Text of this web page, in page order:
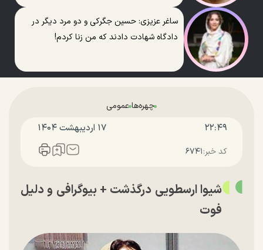
ساغر عزیزی: حسین جگرکی و دو مرد دیگر در
دادگاه شهادت دادند که من زنا کردم!
چهره‌هاعمومی
۲۲:۴۹ ۱۷ ارديبهشت ۱۴۰۴
کد خبر:۶۷۴۱
شیوا ارسطویی درگذشت + بیوگرافی و دلیل
فوت